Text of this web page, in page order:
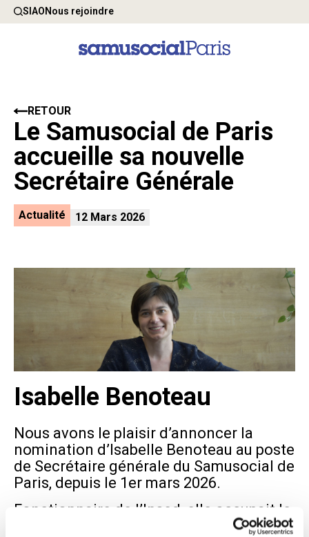
SIAONous rejoindre
Le Samusocial de Paris
accueille sa nouvelle
Secrétaire Générale
RETOUR
Actualité 12 Mars 2026
Isabelle Benoteau
Nous avons le plaisir d’annoncer la
nomination d’Isabelle Benoteau au poste
de Secrétaire générale du Samusocial de
Paris, depuis le 1er mars 2026.
Fonctionnaire de l’Insed, elle occupait le
poste d’inspectrice des affaires sociales